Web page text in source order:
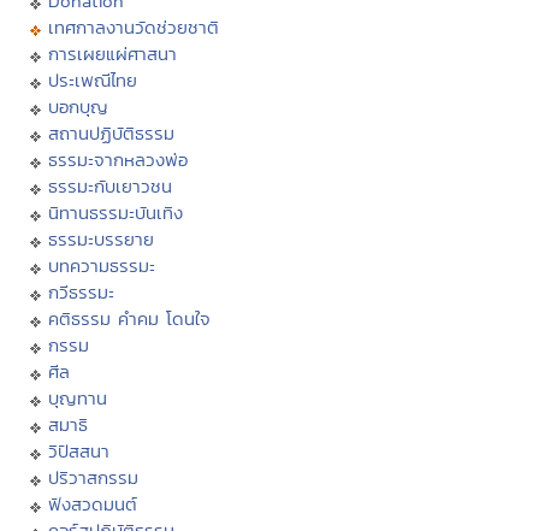
เทศกาลงานวัดช่วยชาติ
การเผยแผ่ศาสนา
ประเพณีไทย
บอกบุญ
สถานปฏิบัติธรรม
ธรรมะจากหลวงพ่อ
ธรรมะกับเยาวชน
นิทานธรรมะบันเทิง
ธรรมะบรรยาย
บทความธรรมะ
กวีธรรมะ
คติธรรม คำคม โดนใจ
กรรม
ศีล
บุญทาน
สมาธิ
วิปัสสนา
ปริวาสกรรม
ฟังสวดมนต์